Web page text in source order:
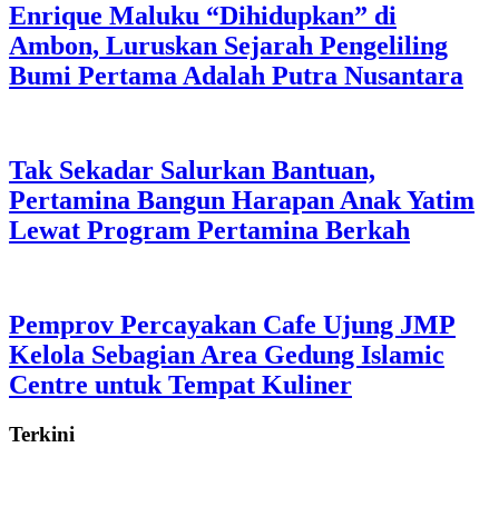
Enrique Maluku “Dihidupkan” di
Ambon, Luruskan Sejarah Pengeliling
Bumi Pertama Adalah Putra Nusantara
Tak Sekadar Salurkan Bantuan,
Pertamina Bangun Harapan Anak Yatim
Lewat Program Pertamina Berkah
Pemprov Percayakan Cafe Ujung JMP
Kelola Sebagian Area Gedung Islamic
Centre untuk Tempat Kuliner
Terkini